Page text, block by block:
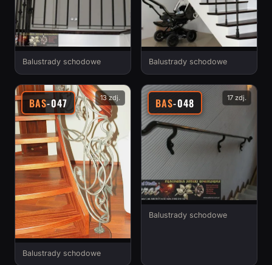
Balustrady schodowe Balustrady schodowe
BAS-047 13 zdj.
Balustrady schodowe
BAS-048 17 zdj.
Balustrady schodowe